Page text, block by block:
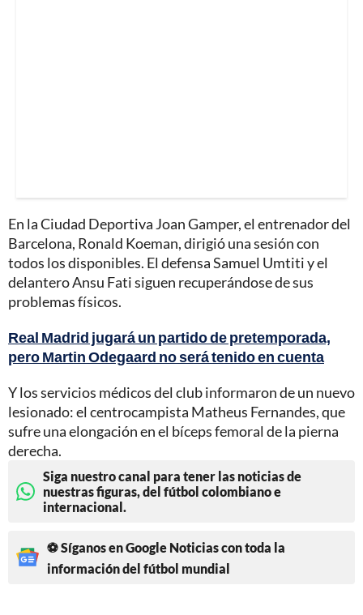
En la Ciudad Deportiva Joan Gamper, el entrenador del
Barcelona, Ronald Koeman, dirigió una sesión con
todos los disponibles. El defensa Samuel Umtiti y el
delantero Ansu Fati siguen recuperándose de sus
problemas físicos.
Real Madrid jugará un partido de pretemporada,
pero Martin Odegaard no será tenido en cuenta
Y los servicios médicos del club informaron de un nuevo
lesionado: el centrocampista Matheus Fernandes, que
sufre una elongación en el bíceps femoral de la pierna
derecha.
Siga nuestro canal para tener las noticias de
nuestras figuras, del fútbol colombiano e
internacional.
⚽ Síganos en Google Noticias con toda la
información del fútbol mundial